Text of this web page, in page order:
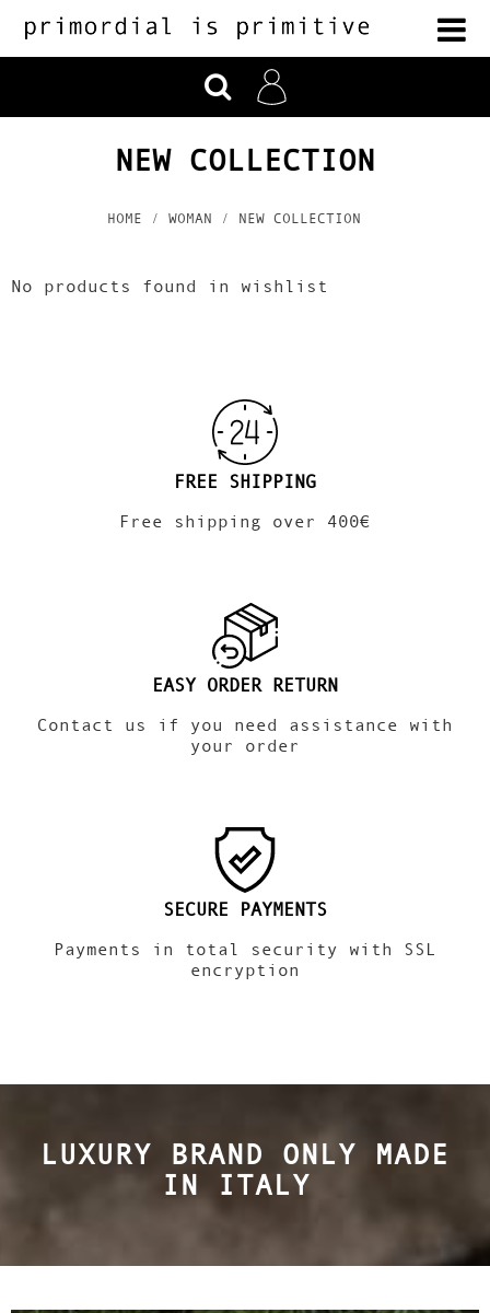
NEW COLLECTION
HOME WOMAN NEW COLLECTION
No products found in wishlist
FREE SHIPPING
Free shipping over 400€
EASY ORDER RETURN
Contact us if you need assistance with
your order
SECURE PAYMENTS
Payments in total security with SSL
encryption
LUXURY BRAND ONLY MADE
IN ITALY